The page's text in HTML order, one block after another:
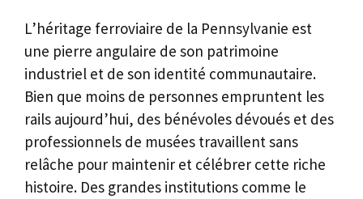
L’héritage ferroviaire de la Pennsylvanie est
une pierre angulaire de son patrimoine
industriel et de son identité communautaire.
Bien que moins de personnes empruntent les
rails aujourd’hui, des bénévoles dévoués et des
professionnels de musées travaillent sans
relâche pour maintenir et célébrer cette riche
histoire. Des grandes institutions comme le